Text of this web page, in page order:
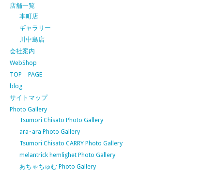
店舗一覧
本町店
ギャラリー
川中島店
会社案内
WebShop
TOP PAGE
blog
サイトマップ
Photo Gallery
Tsumori Chisato Photo Gallery
ara･ara Photo Gallery
Tsumori Chisato CARRY Photo Gallery
melantrick hemlighet Photo Gallery
あちゃちゅむ Photo Gallery